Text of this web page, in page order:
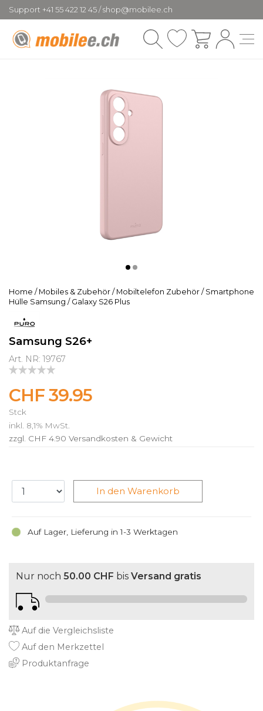
Support +41 55 422 12 45 / shop@mobilee.ch
Home / Mobiles & Zubehör / Mobiltelefon Zubehör / Smartphone
Hülle Samsung / Galaxy S26 Plus
Samsung S26+
Art. NR: 19767
CHF 39.95
Stck
inkl. 8,1% MwSt.
zzgl. CHF 4.90 Versandkosten & Gewicht
Auf Lager, Lieferung in 1-3 Werktagen
In den Warenkorb
Nur noch 50.00 CHF bis Versand gratis
Auf die Vergleichsliste
Auf den Merkzettel
Produktanfrage